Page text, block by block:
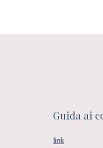
Guida ai
link